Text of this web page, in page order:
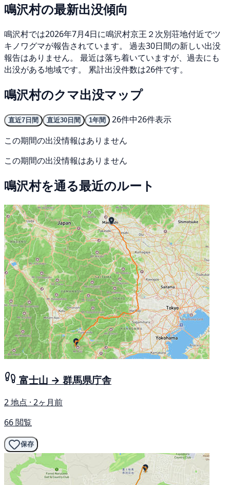
鳴沢村の最新出没傾向
鳴沢村では2026年7月4日に鳴沢村京王２次別荘地付近でツ
キノワグマが報告されています。 過去30日間の新しい出没
報告はありません。 最近は落ち着いていますが、過去にも
出没がある地域です。 累計出没件数は26件です。
鳴沢村のクマ出没マップ
直近7日間 直近30日間 1年間
26件中26件表示
この期間の出没情報はありません
この期間の出没情報はありません
鳴沢村を通る最近のルート
富士山 → 群馬県庁舎
2 地点 · 2ヶ月前
66 閲覧
保存